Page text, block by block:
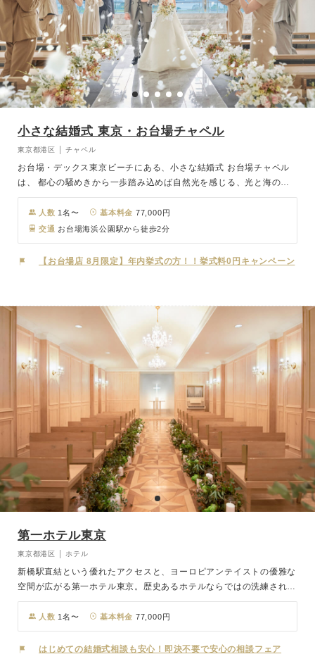
小さな結婚式 東京・お台場チャペル
東京都港区 │ チャペル
お台場・デックス東京ビーチにある、小さな結婚式 お台場チャペル
は、 都心の騒めきから一歩踏み込めば自然光を感じる、光と海の水
面が織りなすチャペル。 素材を大事にした、木材・石材・アート・
植物など本物を使った上質なしつらえ。 ステンレス格子に複雑に映
り込む光と海と東京の景色。 時間の流れと共に変化するチャペル、
夜には東京の夜景映り込みロマンチックなナイトウェディングが叶い
ます。 併設されたレストラン会場で挙式後の会食・パーティも行な
人数 1名〜 基本料金 77,000円
交通 お台場海浜公園駅から徒歩2分
【お台場店 8月限定】年内挙式の方！！挙式料0円キャンペーン
第一ホテル東京
東京都港区 │ ホテル
新橋駅直結という優れたアクセスと、ヨーロピアンテイストの優雅な
空間が広がる第一ホテル東京。歴史あるホテルならではの洗練された
サービスと美食で、大切なゲストを心からお迎えします。 木の温も
りに包まれたチャペルは、幸せへの願いを叶える星をイメージした組
木デザインのバージンロードが特徴。 大切なゲストを近くに感じら
れる暖かみのある落ち着いた空間です。 ホテル館内は贅を尽くした
人数 1名〜 基本料金 77,000円
はじめての結婚式相談も安心！即決不要で安心の相談フェア